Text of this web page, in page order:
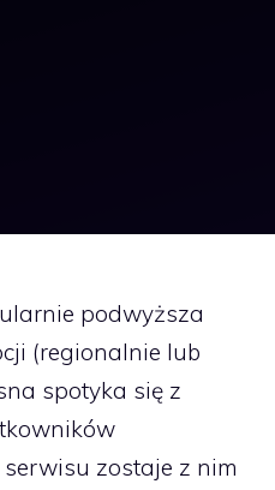
podwyższa
(regionalnie lub
spotyka się z
zostaje z nim